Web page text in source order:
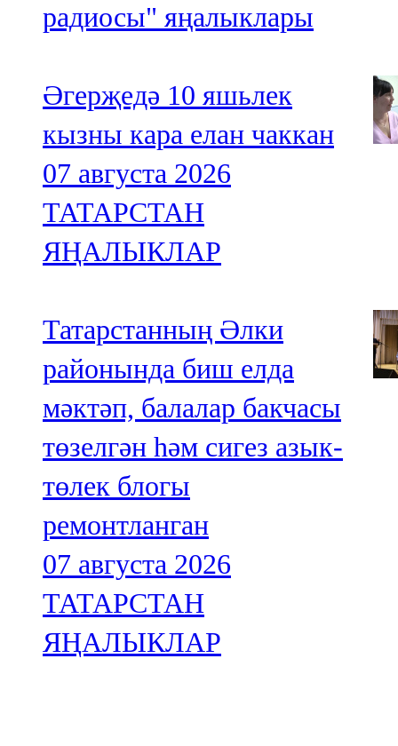
радиосы" яңалыклары
Әгерҗедә 10 яшьлек
кызны кара елан чаккан
07 августа 2026
ТАТАРСТАН
ЯҢАЛЫКЛАР
Татарстанның Әлки
районында биш елда
мәктәп, балалар бакчасы
төзелгән һәм сигез азык-
төлек блогы
ремонтланган
07 августа 2026
ТАТАРСТАН
ЯҢАЛЫКЛАР